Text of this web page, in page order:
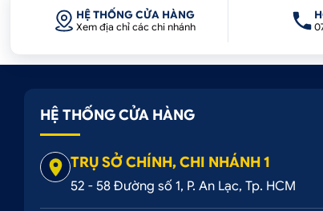
HỆ THỐNG CỬA HÀNG
Xem địa chỉ các chi nhánh
HỆ THỐNG CỬA HÀNG
TRỤ SỞ CHÍNH, CHI NHÁNH 1
52 - 58 Đường số 1, P. An Lạc, Tp. HCM